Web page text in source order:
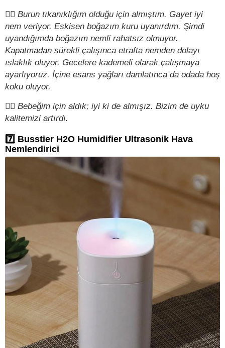
✍🏻 Burun tıkanıklığım olduğu için almıştım. Gayet iyi
nem veriyor. Eskisen boğazım kuru uyanırdım. Şimdi
uyandığımda boğazım nemli rahatsız olmuyor.
Kapatmadan sürekli çalışınca etrafta nemden dolayı
ıslaklık oluyor. Gecelere kademeli olarak çalışmaya
ayarlıyoruz. İçine esans yağları damlatınca da odada hoş
koku oluyor.
✍🏻 Bebeğim için aldık; iyi ki de almışız. Bizim de uyku
kalitemizi artırdı.
7️⃣ Busstier H2O Humidifier Ultrasonik Hava
Nemlendirici